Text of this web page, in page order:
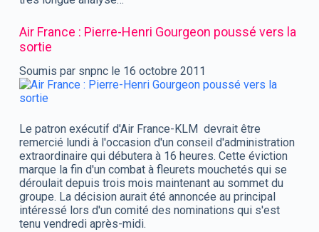
Air France : Pierre-Henri Gourgeon poussé vers la
sortie
Soumis par snpnc le 16 octobre 2011
Le patron exécutif d'Air France-KLM devrait être
remercié lundi à l'occasion d'un conseil d'administration
extraordinaire qui débutera à 16 heures. Cette éviction
marque la fin d'un combat à fleurets mouchetés qui se
déroulait depuis trois mois maintenant au sommet du
groupe. La décision aurait été annoncée au principal
intéressé lors d'un comité des nominations qui s'est
tenu vendredi après-midi.